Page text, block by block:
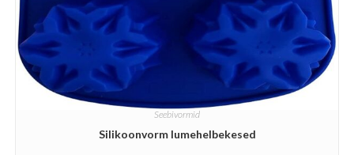
Seebivormid
Silikoonvorm lumehelbekesed